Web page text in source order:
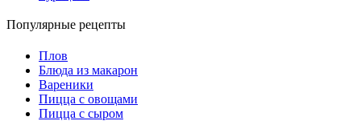
Популярные рецепты
Плов
Блюда из макарон
Вареники
Пицца с овощами
Пицца с сыром